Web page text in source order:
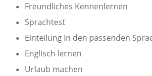
Freundliches Kennenlernen
Sprachtest
Einteilung in den passenden
Englisch lernen
Urlaub machen